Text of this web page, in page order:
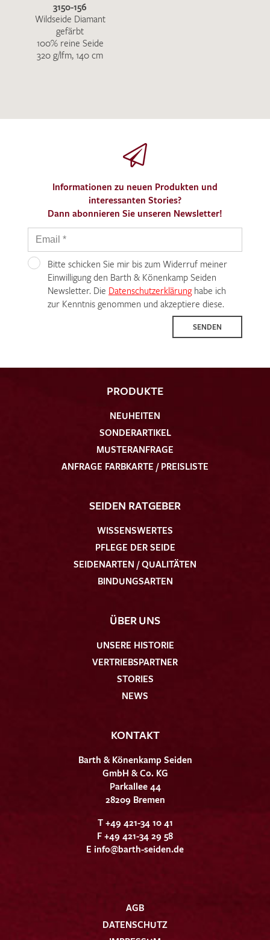
3150-156
Wildseide Diamant
gefärbt
100% reine Seide
320 g/lfm, 140 cm
Informationen zu neuen Produkten und
interessanten Stories?
Dann abonnieren Sie unseren Newsletter!
Bitte schicken Sie mir bis zum Widerruf meiner
Einwilligung den Barth & Könenkamp Seiden
Newsletter. Die Datenschutzerklärunghabe ich
zur Kenntnis genommen und akzeptiere diese.
SENDEN
PRODUKTE
NEUHEITEN
SONDERARTIKEL
MUSTERANFRAGE
ANFRAGE FARBKARTE / PREISLISTE
SEIDEN RATGEBER
WISSENSWERTES
PFLEGE DER SEIDE
SEIDENARTEN / QUALITÄTEN
BINDUNGSARTEN
ÜBER UNS
UNSERE HISTORIE
VERTRIEBSPARTNER
STORIES
NEWS
KONTAKT
Barth & Könenkamp Seiden
GmbH & Co. KG
Parkallee 44
28209 Bremen
T +49 421-34 10 41
F +49 421-34 29 58
E info@barth-seiden.de
AGB
DATENSCHUTZ